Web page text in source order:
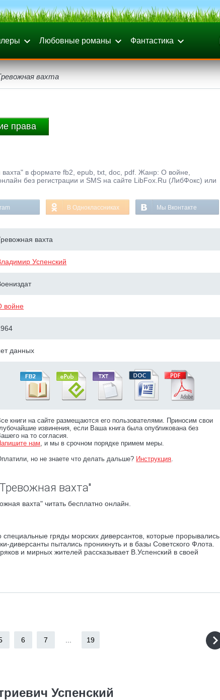
Любовные романы Фантастика
вахта
права
в формате fb2, epub, txt, doc, pdf. Жанр: О войне,
без регистрации и SMS на сайте LibFox.Ru (ЛибФокс) или
В Одноклассниках Мы Вконтакте
вахта
Успенский
войне
данных
книги на сайте размещаются его пользователями. Приносим свои
извинения, если Ваша книга была опубликована без
на то согласия.
нам, и мы в срочном порядке примем меры.
но не знаете что делать дальше? Инструкция.
вахта"
вахта" читать бесплатно онлайн.
гряды морских диверсантов, которые прорывались
диверсанты пытались проникнуть и в базы Советского Флота.
и мирных жителей рассказывает В.Успенский в своей
6 7 19
Успенский